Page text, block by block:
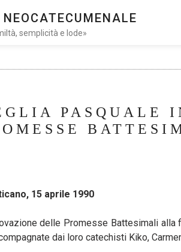
semplicità e lode»
PASQUALE
15 aprile 1990
delle Promesse Battesimali alla
dai loro catechisti Kiko,